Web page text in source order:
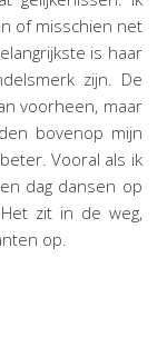
of misschien net
is haar
zijn. De
voorheen, maar
bovenop mijn
Vooral als ik
dag dansen op
zit in de weg,
op.